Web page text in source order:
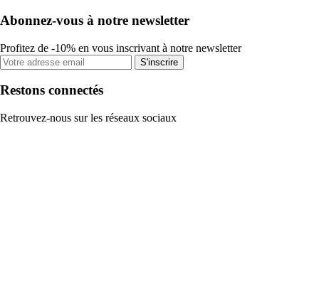
Abonnez-vous à notre newsletter
Profitez de -10% en vous inscrivant à notre newsletter
S'inscrire
Restons connectés
Retrouvez-nous sur les réseaux sociaux